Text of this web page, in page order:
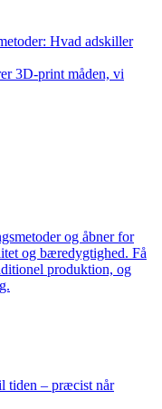
Hvad adskiller
3D-print måden, vi
og åbner for
og bæredygtighed. Få
produktion, og
tiden – præcist når